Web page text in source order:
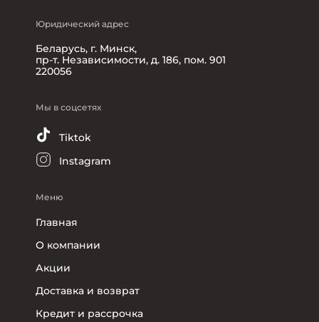
Юридический адрес
Беларусь, г. Минск,
пр-т. Независимости, д. 186, пом. 901
220056
Мы в соцсетях
Tiktok
Instagram
Меню
Главная
О компании
Акции
Доставка и возврат
Кредит и рассрочка